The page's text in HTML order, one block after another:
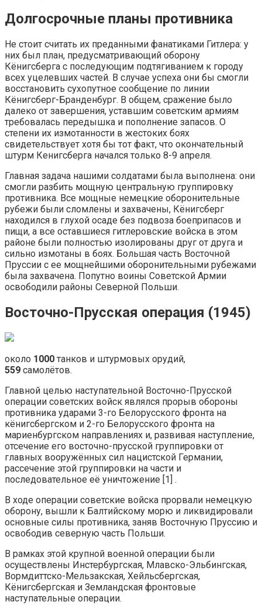
Долгосрочные планы противника
Не стоит считать их преданными фанатиками Гитлера: у
них был план, предусматривающий оборону
Кёнигсберга с последующим подтягиванием к городу
всех уцелевших частей. В случае успеха они бы смогли
восстановить сухопутное сообщение по линии
Кёнигсберг-Бранденбург. В общем, сражение было
далеко от завершения, уставшим советским армиям
требовалась передышка и пополнение запасов. О
степени их измотанности в жестоких боях
свидетельствует хотя бы тот факт, что окончательный
штурм Кенигсберга начался только 8-9 апреля.
Главная задача нашими солдатами была выполнена: они
смогли разбить мощную центральную группировку
противника. Все мощные немецкие оборонительные
рубежи были сломлены и захвачены, Кёнигсберг
находился в глухой осаде без подвоза боеприпасов и
пищи, а все оставшиеся гитлеровские войска в этом
районе были полностью изолированы друг от друга и
сильно измотаны в боях. Большая часть Восточной
Пруссии с ее мощнейшими оборонительными рубежами
была захвачена. Попутно воины Советской Армии
освободили районы Северной Польши.
Восточно-Прусская операция (1945)
около 1000 танков и штурмовых орудий,
559 самолётов.
Главной целью наступательной Восточно-Прусской
операции советских войск являлся прорыв обороны
противника ударами 3-го Белорусского фронта на
кёнигсбергском и 2-го Белорусского фронта на
мариенбургском направлениях и, развивая наступление,
отсечение его восточно-прусской группировки от
главных вооружённых сил нацистской Германии,
рассечение этой группировки на части и
последовательное её уничтожение [1] .
В ходе операции советские войска прорвали немецкую
оборону, вышли к Балтийскому морю и ликвидировали
основные силы противника, заняв Восточную Пруссию и
освободив северную часть Польши.
В рамках этой крупной военной операции были
осуществлены Инстербургская, Млавско-Эльбингская,
Вормдиттско-Мельзакская, Хейльсбергская,
Кёнигсбергская и Земландская фронтовые
наступательные операции.